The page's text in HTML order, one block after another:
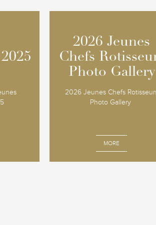
2026 Jeunes
Chefs
Photo Gallery
2026 Jeunes Chefs
Photo Gallery
MORE
2026 Jeunes
Chefs
Photo Gallery